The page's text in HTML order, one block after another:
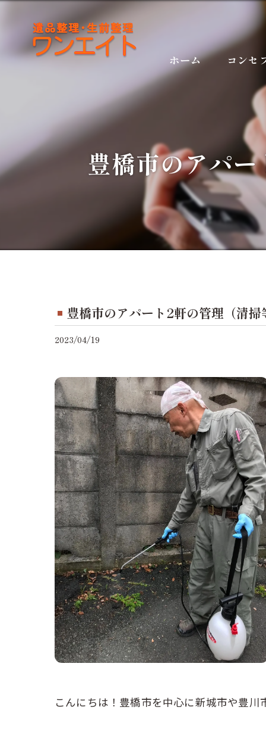
ホーム コンセ
豊橋市のアパー
豊橋市のアパート2軒の管理（清掃
2023/04/19
こんにちは！豊橋市を中心に新城市や豊川